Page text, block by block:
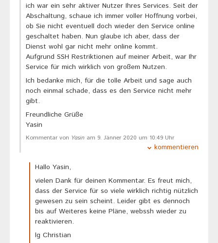
ich war ein sehr aktiver Nutzer Ihres Services. Seit der
Abschaltung, schaue ich immer voller Hoffnung vorbei,
ob Sie nicht eventuell doch wieder den Service online
geschaltet haben. Nun glaube ich aber, dass der
Dienst wohl gar nicht mehr online kommt.
Aufgrund SSH Restriktionen auf meiner Arbeit, war Ihr
Service für mich wirklich von großem Nutzen.
Ich bedanke mich, für die tolle Arbeit und sage auch
noch einmal schade, dass es den Service nicht mehr
gibt.
Freundliche Grüße
Yasin
Kommentar von Yasin am 9. Jänner 2020 um 10:49 Uhr
kommentieren
Hallo Yasin,
vielen Dank für deinen Kommentar. Es freut mich,
dass der Service für so viele wirklich richtig nützlich
gewesen zu sein scheint. Leider gibt es dennoch
bis auf Weiteres keine Pläne, webssh wieder zu
reaktivieren.
lg Christian